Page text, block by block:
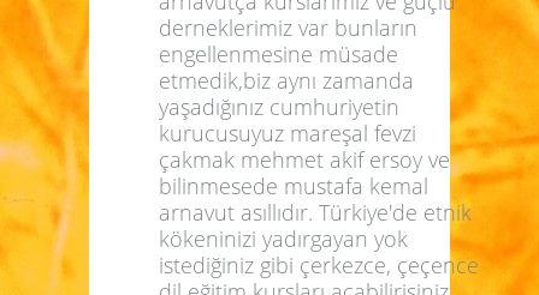
derneklerimiz var bunların
engellenmesine müsade
etmedik,biz aynı zamanda
yaşadığınız cumhuriyetin
kurucusuyuz mareşal fevzi
çakmak mehmet akif ersoy ve
bilinmesede mustafa kemal
arnavut asıllıdır. Türkiye'de etnik
kökeninizi yadırgayan yok
istediğiniz gibi çerkezce, çeçence